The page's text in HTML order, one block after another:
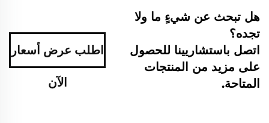
هل تبحث عن شيءٍ ما ولا
تجده؟
اتصل باستشاريينا للحصول
على مزيد من المنتجات
المتاحة.
اطلب عرض أسعار
الآن